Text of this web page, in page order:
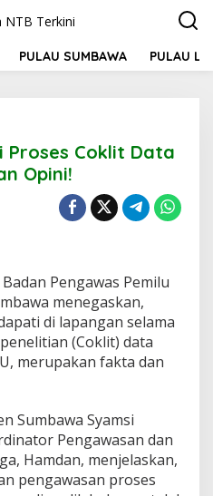
PULAU SUMBAWA PULAU
Proses Coklit Data
Opini!
Badan Pengawas Pemilu
menegaskan,
di lapangan selama
(Coklit) data
merupakan fakta dan
Sumbawa Syamsi
Pengawasan dan
Hamdan, menjelaskan,
pengawasan proses